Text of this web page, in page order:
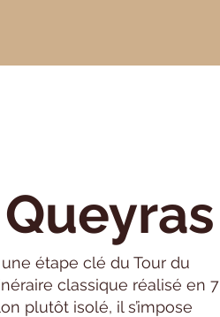
étape clé du Tour du
classique réalisé en 7
plutôt isolé, il s’impose